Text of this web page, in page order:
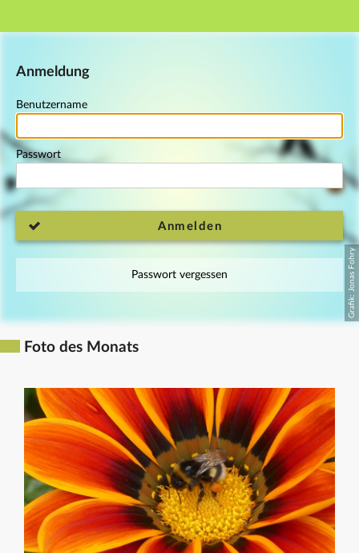
Hauptnavigation
Anmeldung
Benutzername
Passwort
Anmelden
Passwort vergessen
Foto des Monats